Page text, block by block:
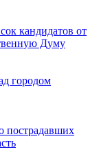
кандидатов от
Думу
городом
пострадавших